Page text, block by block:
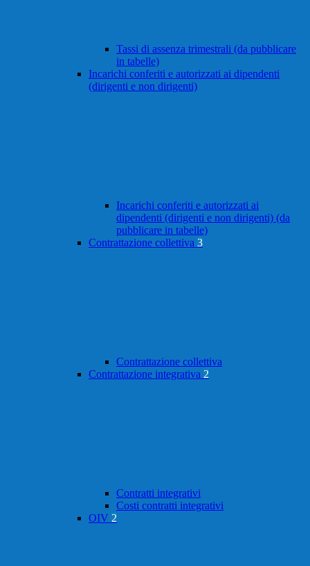
Tassi di assenza trimestrali (da pubblicare
in tabelle)
Incarichi conferiti e autorizzati ai dipendenti
(dirigenti e non dirigenti)
Incarichi conferiti e autorizzati ai
dipendenti (dirigenti e non dirigenti) (da
pubblicare in tabelle)
Contrattazione collettiva 3
Contrattazione collettiva
Contrattazione integrativa 2
Contratti integrativi
Costi contratti integrativi
OIV 2